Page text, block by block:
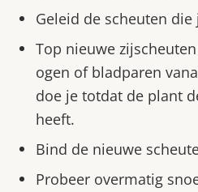
Geleid de scheuten
Top nieuwe
ogen of bladparen
doe je totdat de plant
heeft.
Bind de nieuwe
Probeer overmatig